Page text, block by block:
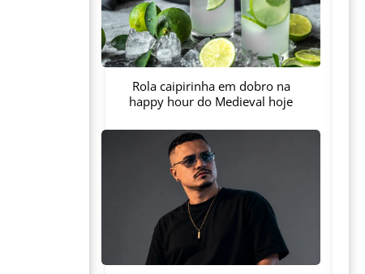
Rola caipirinha em dobro na
happy hour do Medieval hoje